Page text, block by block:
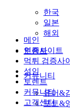
한국
일본
해외
토렌트
커뮤니티
유머&
포토&
메인
인증사이트
먹튀 검증사
성인
토렌트
커뮤니티
고객센터